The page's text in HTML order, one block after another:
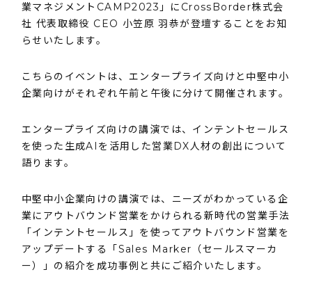
業マネジメントCAMP2023」にCrossBorder株式会
社 代表取締役 CEO 小笠原 羽恭が登壇することをお知
らせいたします。
こちらのイベントは、エンタープライズ向けと中堅中小
企業向けがそれぞれ午前と午後に分けて開催されます。
エンタープライズ向けの講演では、インテントセールス
を使った生成AIを活用した営業DX人材の創出について
語ります。
中堅中小企業向けの講演では、ニーズがわかっている企
業にアウトバウンド営業をかけられる新時代の営業手法
「インテントセールス」を使ってアウトバウンド営業を
アップデートする「Sales Marker（セールスマーカ
ー）」の紹介を成功事例と共にご紹介いたします。